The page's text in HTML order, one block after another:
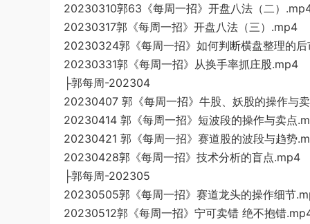
20230310郭63《每周一招》开盘八法（二）
20230317郭《每周一招》开盘八法（三）.mp4
20230324郭《每周一招》如何判断横盘整理的
20230331郭《每周一招》从换手率抓庄股.mp4
├郭每周-202304
20230407 郭《每周一招》牛股、妖股的操作与
20230414 郭《每周一招》短波段的操作与卖点
20230421 郭《每周一招》赛道股的波段与趋势
20230428郭《每周一招》技术分析的盲点.mp4
├郭每周-202305
20230505郭《每周一招》赛道龙头的操作细节
20230512郭《每周一招》宁可卖错 绝不抱错